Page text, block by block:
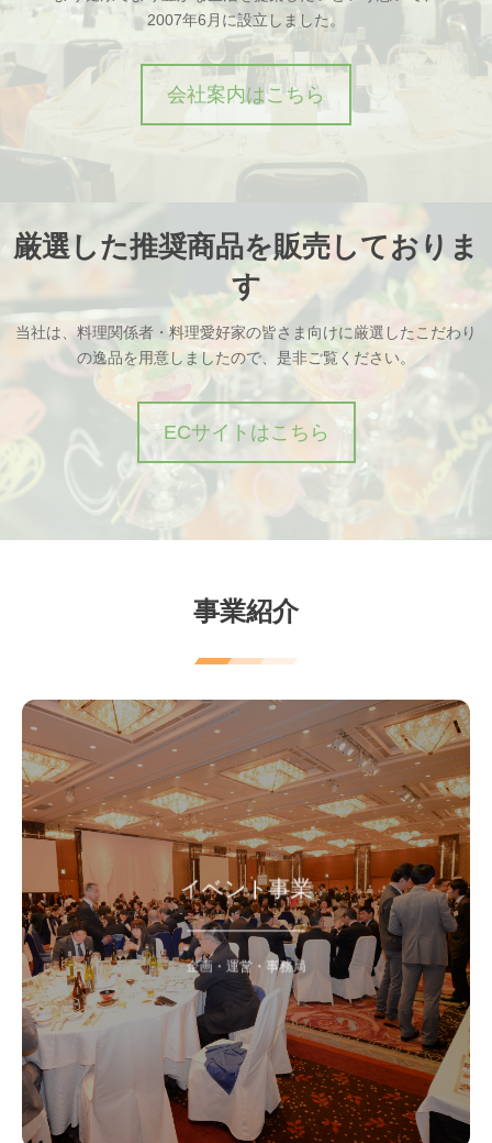
2007年6月に設立しました。
会社案内はこちら
厳選した推奨商品を販売しておりま
す
当社は、料理関係者・料理愛好家の皆さま向けに厳選したこだわり
の逸品を用意しましたので、是非ご覧ください。
ECサイトはこちら
事業紹介
イベント事業
企画・運営・事務局
「シェフの集い」をはじめ、食に関する
様々なイベントの事務局を行っています。
イベント開催の際には、参加希望者、
協賛・ブース出展希望会社募集の
お手伝いをします。
お気軽にお問い合わせ下さい。
>> イベント事業詳細はこちら